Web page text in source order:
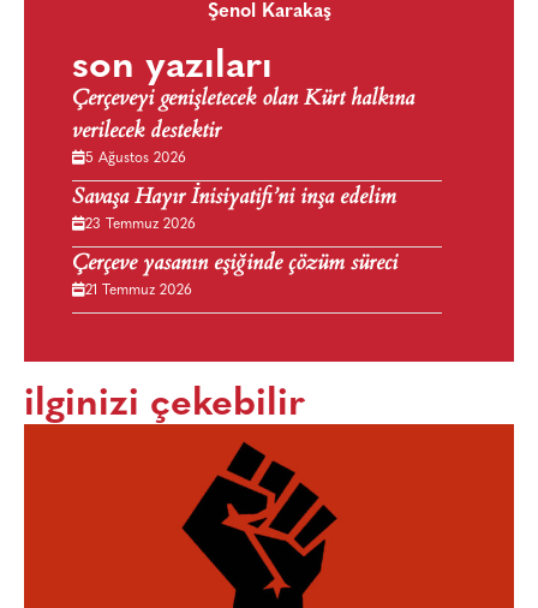
Şenol Karakaş
son yazıları
Çerçeveyi genişletecek olan Kürt halkına
verilecek destektir
5 Ağustos 2026
Savaşa Hayır İnisiyatifi’ni inşa edelim
23 Temmuz 2026
Çerçeve yasanın eşiğinde çözüm süreci
21 Temmuz 2026
ilginizi çekebilir